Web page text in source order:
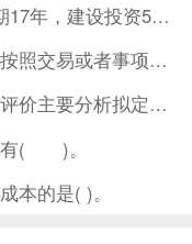
某建设项目建设期3年，生产经营期17年，建设投资5500万元
我国《企业会计准则》规定，企业按照交易或者事项的经济特征确定
对于非经营性技术方案，经济效果评价主要分析拟定方案的( )。
有( )。
本的是( )。